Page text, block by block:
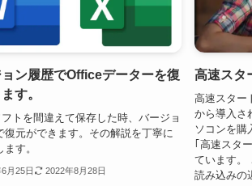
ン履歴でOfficeデーターを復
す。
トを間違えて保存した時、バージョ
復元ができます。その解説を丁寧に
す。
月25日 2022年8月28日
高速スタ
高速スター
から導入さ
ソコンを購
｢高速スタ
ています。
読み込みの